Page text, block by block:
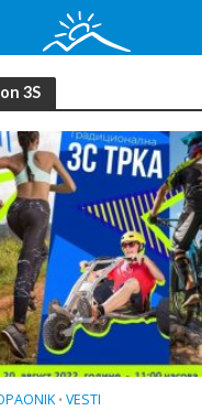
3S
• VESTI